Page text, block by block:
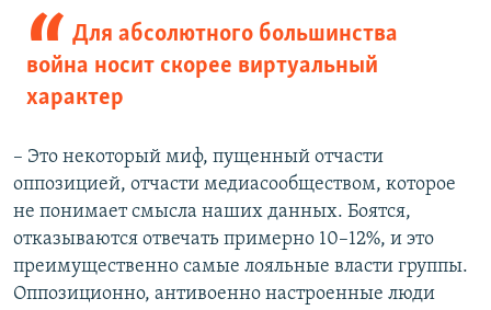
Для абсолютного большинства
война носит скорее виртуальный
характер
– Это некоторый миф, пущенный отчасти
оппозицией, отчасти медиасообществом, которое
не понимает смысла наших данных. Боятся,
отказываются отвечать примерно 10–12%, и это
преимущественно самые лояльные власти группы.
Оппозиционно, антивоенно настроенные люди